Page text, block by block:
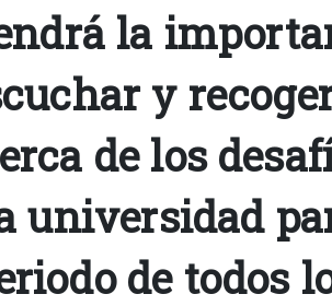
la
y
de los
universidad
de todos